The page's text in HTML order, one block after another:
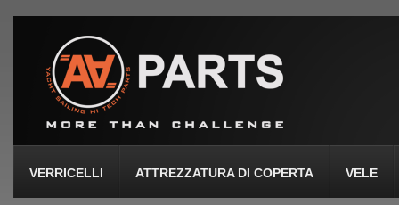
VERRICELLI ATTREZZATURA DI COPERTA VELE